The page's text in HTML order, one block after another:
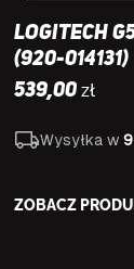
Logitech
(920-014131)
539,00zł
Wysyłka w
ZOBACZ